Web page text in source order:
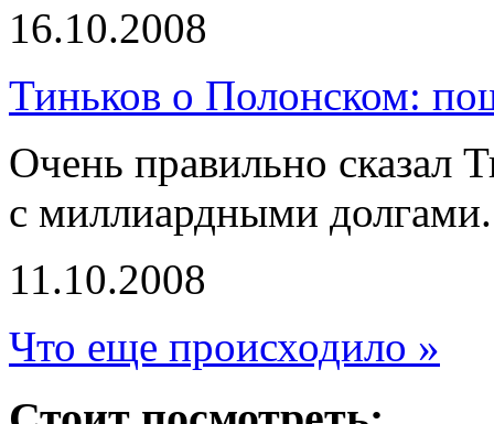
16.10.2008
Тиньков о Полонском:
Очень правильно сказал
с миллиардными
11.10.2008
Что еще происходило »